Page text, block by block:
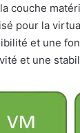
couche
pour la
et une
et une